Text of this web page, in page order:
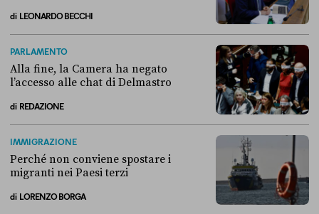
di LEONARDO BECCHI
PARLAMENTO
Alla fine, la Camera ha negato
l’accesso alle chat di Delmastro
di REDAZIONE
IMMIGRAZIONE
Perché non conviene spostare i
migranti nei Paesi terzi
di LORENZO BORGA